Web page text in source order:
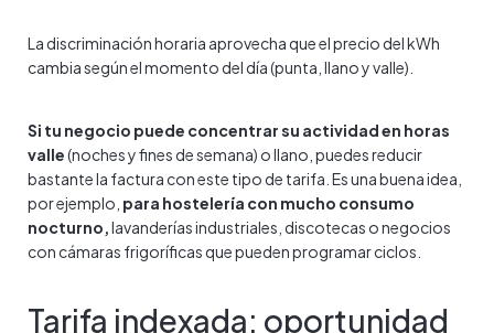
La discriminación horaria aprovecha que el precio del kWh
cambia según el momento del día (punta, llano y valle).
Si tu negocio puede concentrar su actividad en horas
valle(noches y fines de semana) o llano, puedes reducir
bastante la factura con este tipo de tarifa. Es una buena idea,
por ejemplo, para hostelería con mucho consumo
nocturno,lavanderías industriales, discotecas o negocios
con cámaras frigoríficas que pueden programar ciclos.
Tarifa indexada: oportunidad